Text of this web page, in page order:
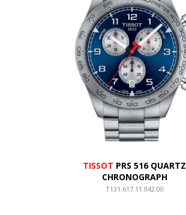
TISSOT PRS 516 QUARTZ
CHRONOGRAPH
T131.617.11.042.00